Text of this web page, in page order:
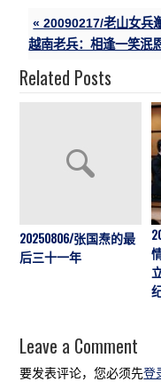
« 20090217/老山女兵
越南老兵：相逢一笑泯
Related Posts
20250806/张国焘的最
后三十一年
Leave a Comment
要发表评论，您必须先登